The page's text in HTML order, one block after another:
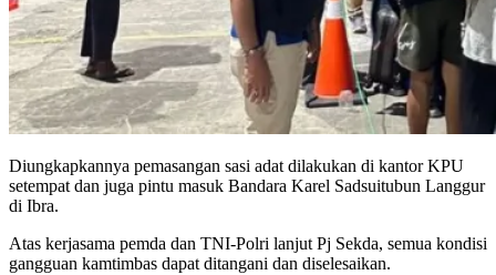
Diungkapkannya pemasangan sasi adat dilakukan di kantor KPU
setempat dan juga pintu masuk Bandara Karel Sadsuitubun Langgur
di Ibra.
Atas kerjasama pemda dan TNI-Polri lanjut Pj Sekda, semua kondisi
gangguan kamtimbas dapat ditangani dan diselesaikan.